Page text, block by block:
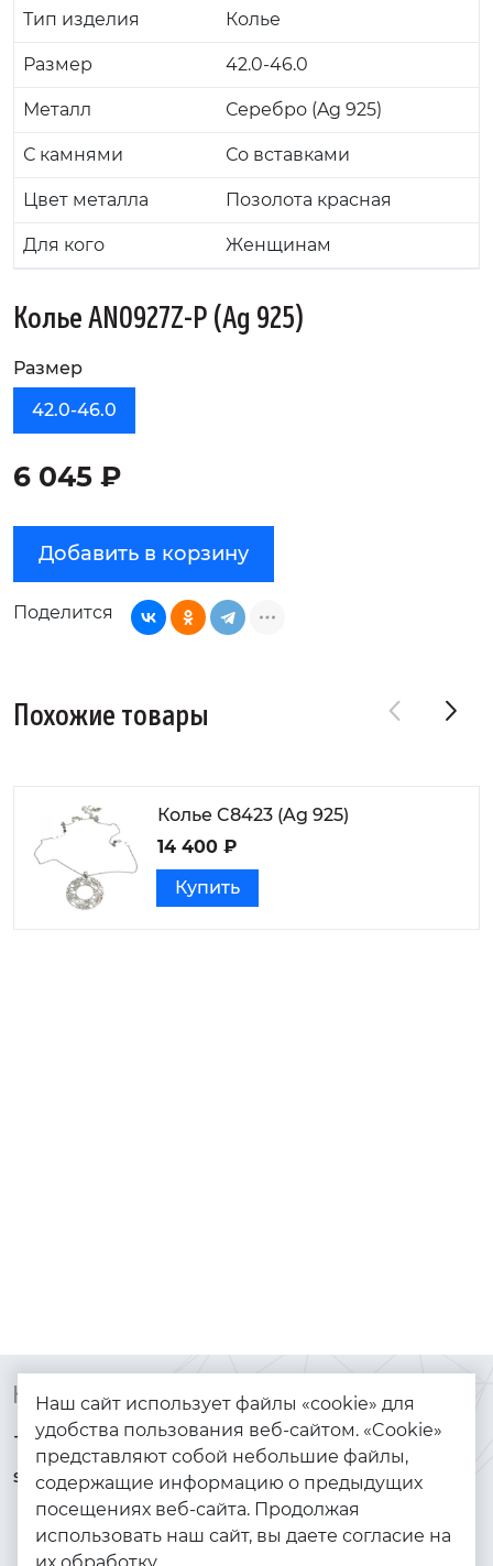
Тип изделия Колье
Размер 42.0-46.0
Металл Серебро (Ag 925)
С камнями Со вставками
Цвет металла Позолота красная
Для кого Женщинам
Колье AN0927Z-P (Ag 925)
Размер
42.0-46.0
6 045 ₽
Добавить в корзину
Поделится
Похожие товары
Колье C8423 (Ag 925)
14 400 ₽
Купить
Контакты
+7 (925) 144-64-73
serebryanyye.grani@mail.ru
Каталог
Браслеты
Золото
Серебро
Наш сайт использует файлы «cookie» для
удобства пользования веб-сайтом. «Cookie»
представляют собой небольшие файлы,
содержащие информацию о предыдущих
посещениях веб-сайта. Продолжая
использовать наш сайт, вы даете согласие на